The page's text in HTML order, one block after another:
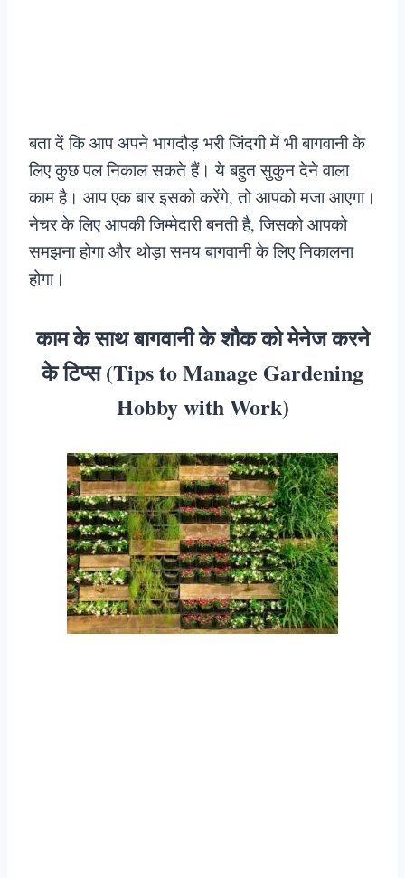
बता दें कि आप अपने भागदौड़ भरी जिंदगी में भी बागवानी के
लिए कुछ पल निकाल सकते हैं। ये बहुत सुकुन देने वाला
काम है। आप एक बार इसको करेंगे, तो आपको मजा आएगा।
नेचर के लिए आपकी जिम्मेदारी बनती है, जिसको आपको
समझना होगा और थोड़ा समय बागवानी के लिए निकालना
होगा।
काम के साथ बागवानी के शौक को मेनेज करने
के टिप्स (Tips to Manage Gardening
Hobby with Work)